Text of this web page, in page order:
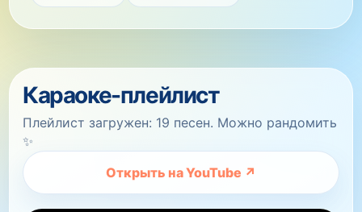
Караоке-плейлист
Плейлист загружен: 19 песен. Можно рандомить
✨
Открыть на YouTube ↗